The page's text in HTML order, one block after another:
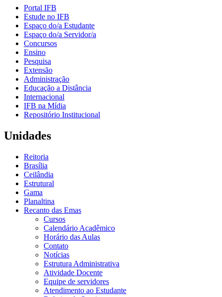
Portal IFB
Estude no IFB
Espaço do/a Estudante
Espaço do/a Servidor/a
Concursos
Ensino
Pesquisa
Extensão
Administração
Educação a Distância
Internacional
IFB na Mídia
Repositório Institucional
Unidades
Reitoria
Brasília
Ceilândia
Estrutural
Gama
Planaltina
Recanto das Emas
Cursos
Calendário Acadêmico
Horário das Aulas
Contato
Notícias
Estrutura Administrativa
Atividade Docente
Equipe de servidores
Atendimento ao Estudante